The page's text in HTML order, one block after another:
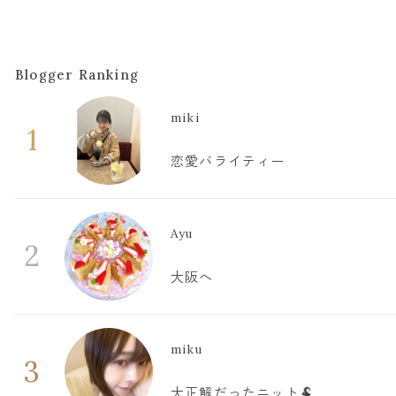
Blogger Ranking
1
miki
恋愛バライティー
2
Ayu
大阪へ
3
miku